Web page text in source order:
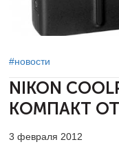
#новости
NIKON
КОМПАКТ ОТ
3 февраля 2012